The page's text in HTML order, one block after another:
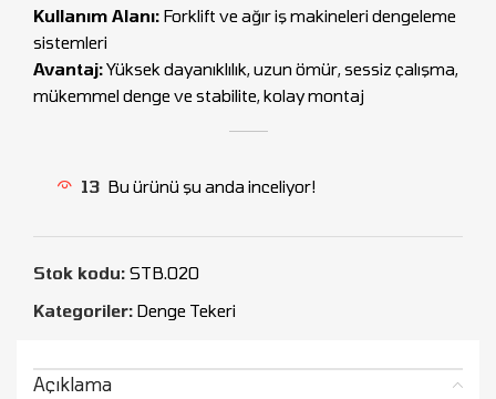
Kullanım Alanı: Forklift ve ağır iş makineleri dengeleme
sistemleri
Avantaj:Yüksek dayanıklılık, uzun ömür, sessiz çalışma,
mükemmel denge ve stabilite, kolay montaj
13 Bu ürünü şu anda inceliyor!
Stok kodu: STB.020
Kategoriler: Denge Tekeri
Açıklama